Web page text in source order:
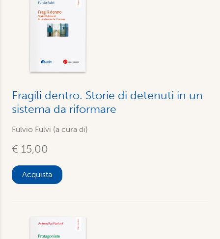
Fragili dentro. Storie di detenuti in un
sistema da riformare
Fulvio Fulvi (a cura di)
€ 15,00
Acquista